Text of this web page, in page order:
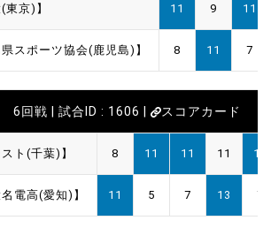
京)】 11 9 11
スポーツ協会(鹿児島)】 8 11 7
6回戦 | 試合ID : 1606 | スコアカード
ト(千葉)】 8 11 11 11 11
電高(愛知)】 11 5 7 13 7